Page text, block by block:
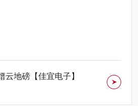
云地磅【佳宜电子】